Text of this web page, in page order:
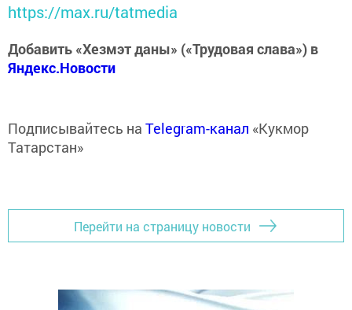
https://max.ru/tatmedia
Добавить «Хезмэт даны» («Трудовая слава») в
Яндекс.Новости
Подписывайтесь на Telegram-канал «Кукмор
Татарстан»
Перейти на страницу новости